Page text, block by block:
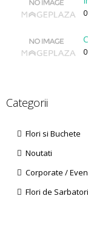
Categorii
Flori si Buchete
Noutati
Corporate /
Flori de Sarbatori